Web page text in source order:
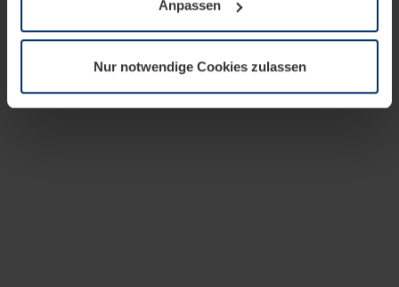
notwendig sind. Für alle anderen Cookie-Typen benötigen
wir Ihre Erlaubnis. Ihre Einwilligung können Sie jederzeit
Datenschutzerklärungunserer Website ändern oder
widerrufen.
Anpassen
Nur notwendige Cookies zulassen